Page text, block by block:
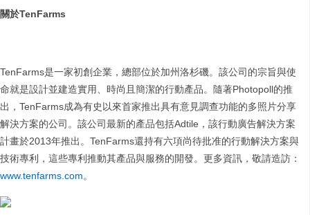
關於TenFarms
TenFarms是一家初創企業，總部位於加州洛杉磯。該公司的宗旨與使
命就是設計並建造實用、時尚且簡潔的行動產品。隨著Photopoll的推
出，TenFarms成為有史以來首家推出具有意見調查功能的多照片分享
解決方案的公司。該公司最新的產品包括Adtile，該行動廣告解決方案
計畫於2013年推出。TenFarms還持有六項尚待批准的行動解決方案與
技術專利，這些專利推動其產品與服務的開發。更多資訊，敬請造訪：
www.tenfarms.com。